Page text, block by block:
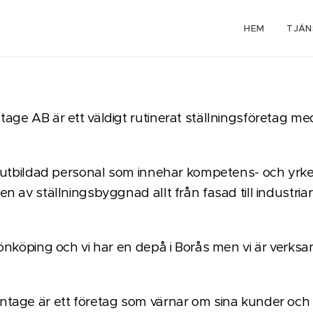
HEM
AB är ett väldigt rutinerat ställningsföretag
personal som innehar kompetens- och
av ställningsbyggnad allt från fasad till
och vi har en depå i Borås men vi är
är ett företag som värnar om sina kunder